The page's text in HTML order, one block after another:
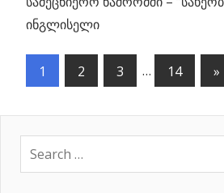
ინგლისელი
პოსტების
ნავიგაცია
1 2 3 … 14 »